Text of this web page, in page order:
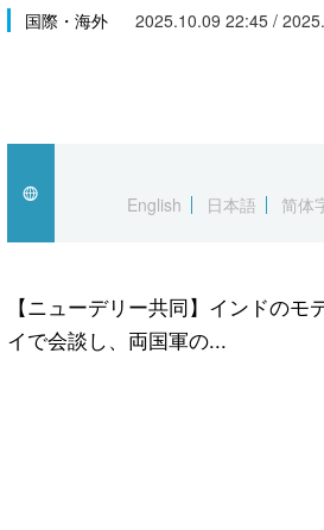
ポーツ・東京2020
国際・海外 2025.10.09 22:45 /
English
日本語 简体
【ニューデリー共同】インドの
イで会談し、両国軍の...